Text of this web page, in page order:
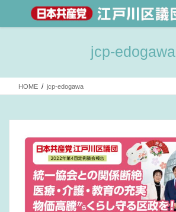
jcp-edogawa
HOME jcp-edogawa